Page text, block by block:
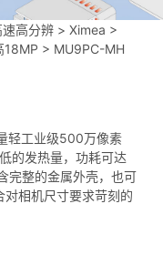
速高分辨 >Ximea >
18MP > MU9PC-MH
轻工业级500万像素
的发热量，功耗可达
完整的金属外壳，也可
相机尺寸要求苛刻的